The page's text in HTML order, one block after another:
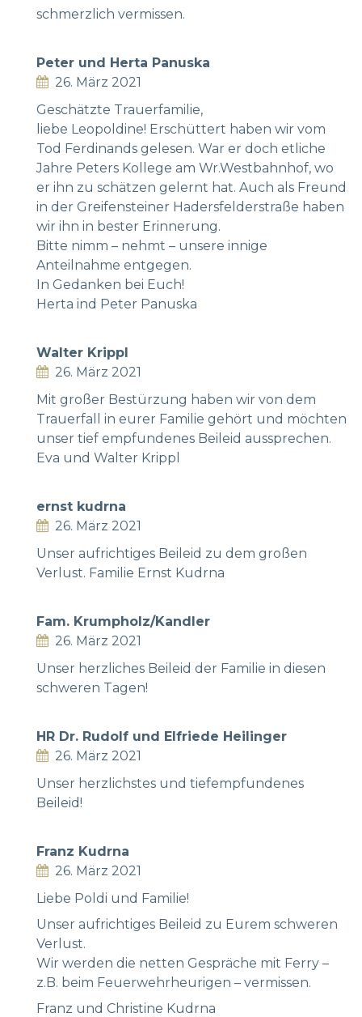
schmerzlich vermissen.
Peter und Herta Panuska
26. März 2021
Geschätzte Trauerfamilie,
liebe Leopoldine! Erschüttert haben wir vom
Tod Ferdinands gelesen. War er doch etliche
Jahre Peters Kollege am Wr.Westbahnhof, wo
er ihn zu schätzen gelernt hat. Auch als Freund
in der Greifensteiner Hadersfelderstraße haben
wir ihn in bester Erinnerung.
Bitte nimm – nehmt – unsere innige
Anteilnahme entgegen.
In Gedanken bei Euch!
Herta ind Peter Panuska
Walter Krippl
26. März 2021
Mit großer Bestürzung haben wir von dem
Trauerfall in eurer Familie gehört und möchten
unser tief empfundenes Beileid aussprechen.
Eva und Walter Krippl
ernst kudrna
26. März 2021
Unser aufrichtiges Beileid zu dem großen
Verlust. Familie Ernst Kudrna
Fam. Krumpholz/Kandler
26. März 2021
Unser herzliches Beileid der Familie in diesen
schweren Tagen!
HR Dr. Rudolf und Elfriede Heilinger
26. März 2021
Unser herzlichstes und tiefempfundenes
Beileid!
Franz Kudrna
26. März 2021
Liebe Poldi und Familie!
Unser aufrichtiges Beileid zu Eurem schweren
Verlust.
Wir werden die netten Gespräche mit Ferry –
z.B. beim Feuerwehrheurigen – vermissen.
Franz und Christine Kudrna